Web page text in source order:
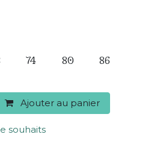
74 80 86
Ajouter au panier
souhaits